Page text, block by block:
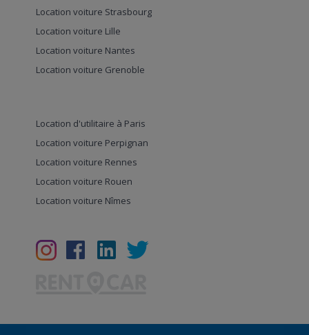
Location voiture Strasbourg
Location voiture Lille
Location voiture Nantes
Location voiture Grenoble
Location d'utilitaire à Paris
Location voiture Perpignan
Location voiture Rennes
Location voiture Rouen
Location voiture Nîmes